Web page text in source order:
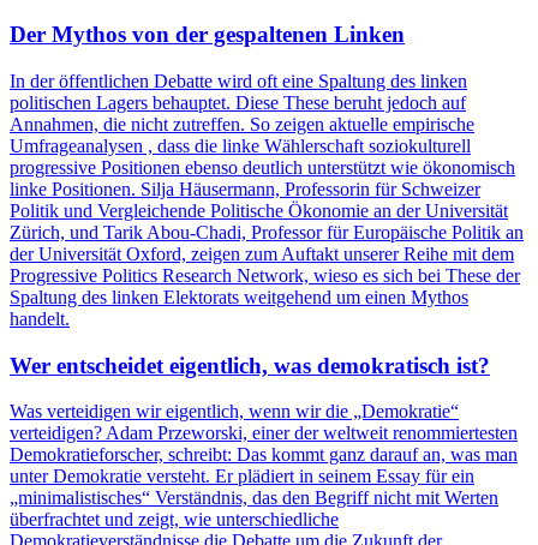
Der Mythos von der gespaltenen Linken
In der öffentlichen Debatte wird oft eine Spaltung des linken
politischen Lagers behauptet. Diese These beruht jedoch auf
Annahmen, die nicht zutreffen. So zeigen aktuelle empirische
Umfrageanalysen , dass die linke Wählerschaft soziokulturell
progressive Positionen ebenso deutlich unterstützt wie ökonomisch
linke Positionen. Silja Häusermann, Professorin für Schweizer
Politik und Vergleichende Politische Ökonomie an der Universität
Zürich, und Tarik Abou-Chadi, Professor für Europäische Politik an
der Universität Oxford, zeigen zum Auftakt unserer Reihe mit dem
Progressive Politics Research Network, wieso es sich bei These der
Spaltung des linken Elektorats weitgehend um einen Mythos
handelt.
Wer entscheidet eigentlich, was demokratisch ist?
Was verteidigen wir eigentlich, wenn wir die „Demokratie“
verteidigen? Adam Przeworski, einer der weltweit renommiertesten
Demokratieforscher, schreibt: Das kommt ganz darauf an, was man
unter Demokratie versteht. Er plädiert in seinem Essay für ein
„minimalistisches“ Verständnis, das den Begriff nicht mit Werten
überfrachtet und zeigt, wie unterschiedliche